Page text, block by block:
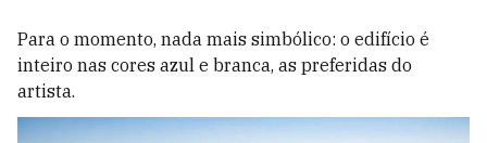
Para o momento, nada mais simbólico: o edifício é
inteiro nas cores azul e branca, as preferidas do
artista.